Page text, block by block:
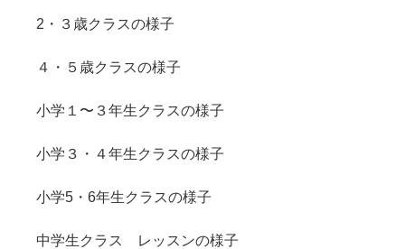
2・３歳クラスの様子
４・５歳クラスの様子
小学１〜３年生クラスの様子
小学３・４年生クラスの様子
小学5・6年生クラスの様子
中学生クラス レッスンの様子